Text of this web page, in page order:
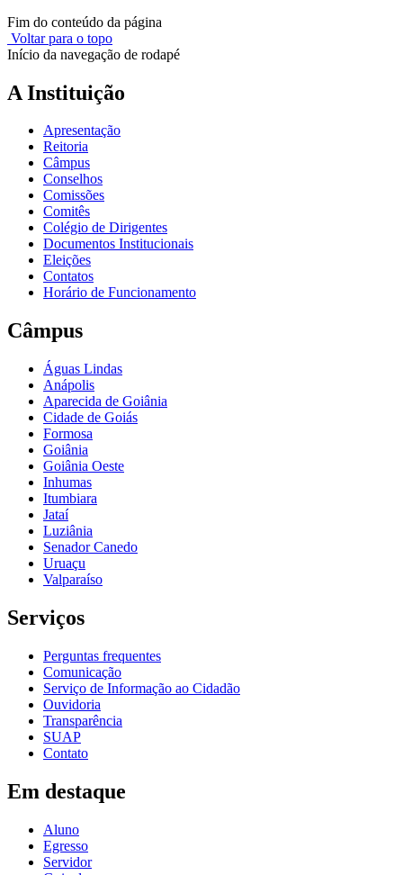
Fim do conteúdo da página
Voltar para o topo
Início da navegação de rodapé
A Instituição
Apresentação
Reitoria
Câmpus
Conselhos
Comissões
Comitês
Colégio de Dirigentes
Documentos Institucionais
Eleições
Contatos
Horário de Funcionamento
Câmpus
Águas Lindas
Anápolis
Aparecida de Goiânia
Cidade de Goiás
Formosa
Goiânia
Goiânia Oeste
Inhumas
Itumbiara
Jataí
Luziânia
Senador Canedo
Uruaçu
Valparaíso
Serviços
Perguntas frequentes
Comunicação
Serviço de Informação ao Cidadão
Ouvidoria
Transparência
SUAP
Contato
Em destaque
Aluno
Egresso
Servidor